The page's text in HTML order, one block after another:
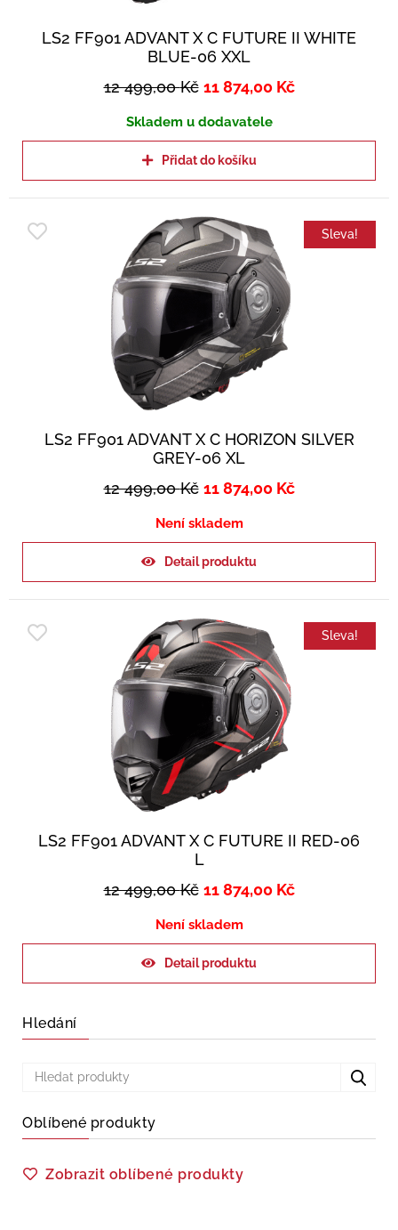
LS2 FF901 ADVANT X C FUTURE II WHITE
BLUE-06 XXL
12 499,00Kč 11 874,00 Kč
Skladem u dodavatele
Přidat do košíku
Sleva!
LS2 FF901 ADVANT X C HORIZON SILVER
GREY-06 XL
12 499,00Kč 11 874,00 Kč
Není skladem
Detail produktu
Sleva!
LS2 FF901 ADVANT X C FUTURE II RED-06
L
12 499,00Kč 11 874,00 Kč
Není skladem
Detail produktu
Hledání
Oblíbené produkty
Zobrazit oblíbené produkty